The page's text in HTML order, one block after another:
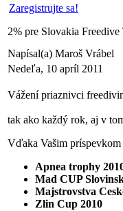
Zaregistrujte sa!
2% pre Slovakia Freedive
Napísal(a) Maroš Vrábel
Nedeľa, 10 apríl 2011
Vážení priaznivci
tak ako každý rok, aj v
Vďaka Vašim
Apnea trophy
Mad CUP
Majstrovstva
Zlin Cup 2010